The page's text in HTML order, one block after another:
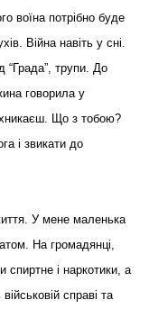
воїна потрібно буде
Війна навіть у сні.
“Града”, трупи. До
говорила у
Що з тобою?
і звикати до
У мене маленька
На громадянці,
і наркотики, а
справі та